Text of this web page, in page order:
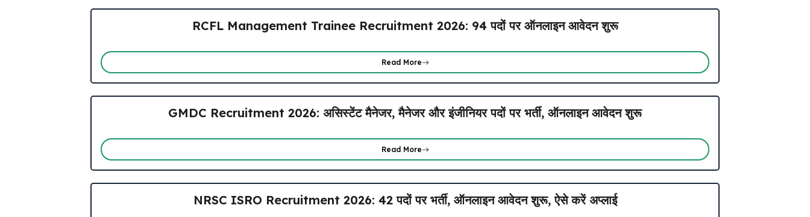
RCFL Management Trainee Recruitment 2026: 94 पदों पर ऑनलाइन आवेदन शुरू
Read More
GMDC Recruitment 2026: असिस्टेंट मैनेजर, मैनेजर और इंजीनियर पदों पर भर्ती, ऑनलाइन आवेदन शुरू
Read More
NRSC ISRO Recruitment 2026: 42 पदों पर भर्ती, ऑनलाइन आवेदन शुरू, ऐसे करें अप्लाई